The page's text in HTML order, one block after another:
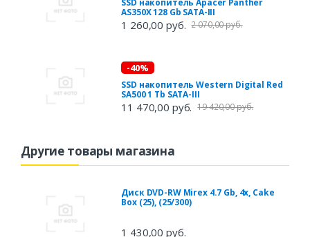
SSD накопитель Apacer Panther
AS350X 128 Gb SATA-III
1 260,00 руб. 2 070,00 руб.
-40%
SSD накопитель Western Digital Red
SA500 1 Tb SATA-III
11 470,00 руб. 19 420,00 руб.
Другие товары магазина
Диск DVD-RW Mirex 4.7 Gb, 4x, Cake
Box (25), (25/300)
1 430,00 руб.